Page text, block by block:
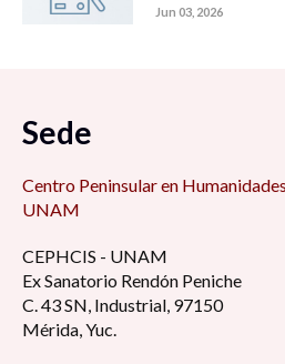
Jun 03, 2026
Sede
Centro Peninsular en
UNAM
CEPHCIS - UNAM
Ex Sanatorio Rendón Peniche
C. 43 SN, Industrial, 97150
Mérida, Yuc.